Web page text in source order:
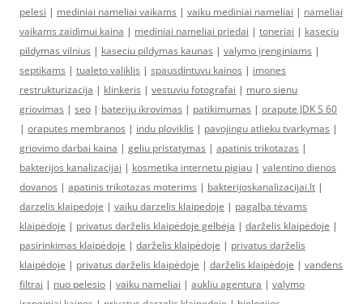
pelesi | mediniai nameliai vaikams | vaiku mediniai nameliai | nameliai
vaikams zaidimui kaina | mediniai nameliai priedai | toneriai | kaseciu
pildymas vilnius | kaseciu pildymas kaunas | valymo įrenginiams |
septikams | tualeto valiklis | spausdintuvu kainos | imones
restrukturizacija | klinkeris | vestuviu fotografai | muro sienu
griovimas | seo | bateriju ikrovimas | patikimumas | orapute JDK S 60
| oraputes membranos | indu ploviklis | pavojingu atlieku tvarkymas |
griovimo darbai kaina | geliu pristatymas | apatinis trikotazas |
bakterijos kanalizacijai | kosmetika internetu pigiau | valentino dienos
dovanos | apatinis trikotazas moterims | bakterijoskanalizacijai.lt |
darzelis klaipedoje | vaiku darzelis klaipedoje | pagalba tėvams
klaipėdoje | privatus darželis klaipėdoje gelbėja | darželis klaipėdoje |
pasirinkimas klaipėdoje | darželis klaipėdoje | privatus darželis
klaipėdoje | privatus darželis klaipėdoje | darželis klaipėdoje | vandens
filtrai | nuo pelesio | vaiku nameliai | aukliu agentura | valymo